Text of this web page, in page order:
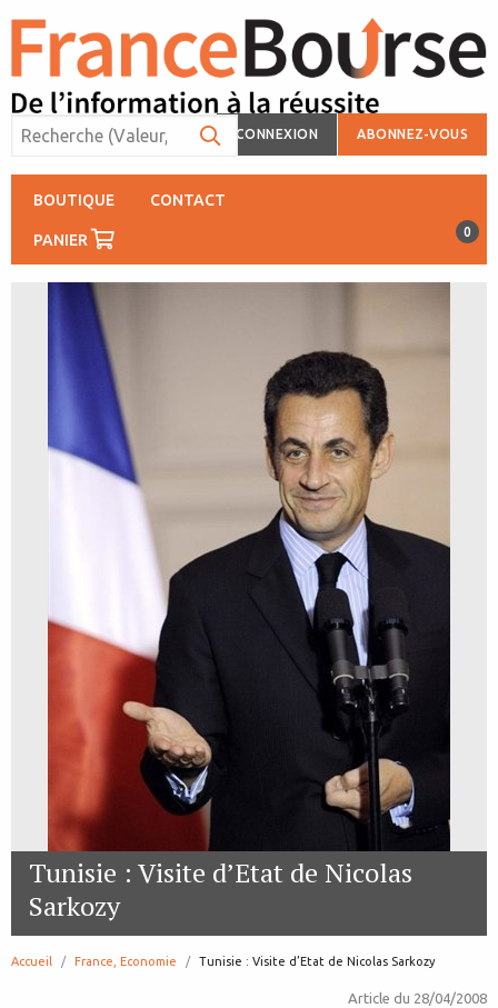
CONNEXION ABONNEZ-VOUS
BOUTIQUE CONTACT
PANIER 0
Tunisie : Visite d’Etat de Nicolas
Sarkozy
Accueil France, Economie page:
Tunisie : Visite d’Etat de Nicolas Sarkozy
Article du 28/04/2008